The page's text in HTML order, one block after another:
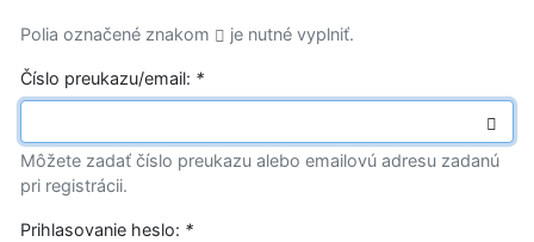
Polia označené znakom je nutné vyplniť.
Číslo preukazu/email: *
Môžete zadať číslo preukazu alebo emailovú adresu zadanú
pri registrácii.
Prihlasovanie heslo: *